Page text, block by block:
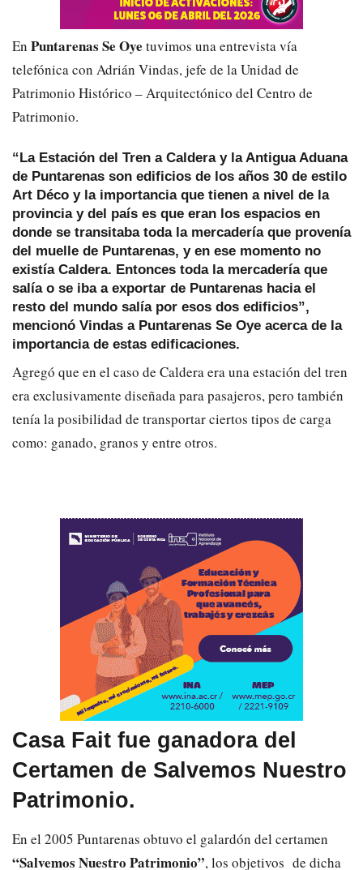
En Puntarenas Se Oye tuvimos una entrevista vía
telefónica con Adrián Vindas, jefe de la Unidad de
Patrimonio Histórico – Arquitectónico del Centro de
Patrimonio.
“La Estación del Tren a Caldera y la Antigua Aduana
de Puntarenas son edificios de los años 30 de estilo
Art Déco y la importancia que tienen a nivel de la
provincia y del país es que eran los espacios en
donde se transitaba toda la mercadería que provenía
del muelle de Puntarenas, y en ese momento no
existía Caldera. Entonces toda la mercadería que
salía o se iba a exportar de Puntarenas hacia el
resto del mundo salía por esos dos edificios”,
mencionó Vindas a Puntarenas Se Oye acerca de la
importancia de estas edificaciones.
Agregó que en el caso de Caldera era una estación del tren
era exclusivamente diseñada para pasajeros, pero también
tenía la posibilidad de transportar ciertos tipos de carga
como: ganado, granos y entre otros.
Casa Fait fue ganadora del
Certamen de Salvemos Nuestro
Patrimonio.
En el 2005 Puntarenas obtuvo el galardón del certamen
“Salvemos Nuestro Patrimonio”, los objetivos de dicha